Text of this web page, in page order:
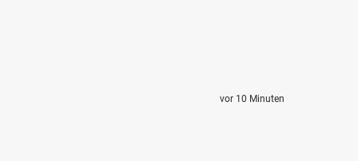
vor 10 Minuten